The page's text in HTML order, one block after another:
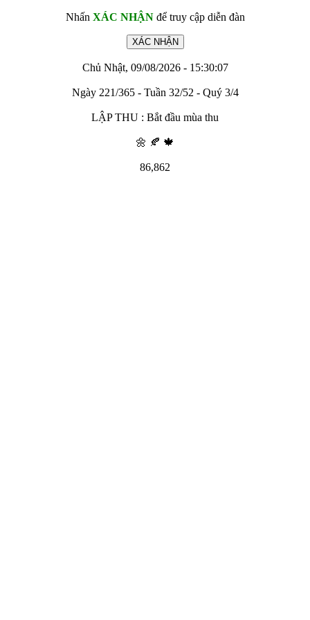
Nhấn XÁC NHẬNđể truy cập diễn đàn
Chủ Nhật, 09/08/2026 - 15:30:07
Ngày 221/365 - Tuần 32/52 - Quý 3/4
LẬP THU : Bắt đầu mùa thu
🌼 🍂 🍁
86,862